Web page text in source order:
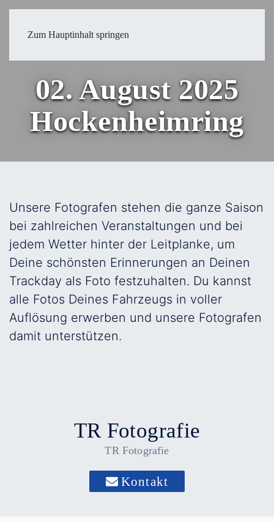
Zum Hauptinhalt springen
02. August 2025
Hockenheimring
Unsere Fotografen stehen die ganze Saison
bei zahlreichen Veranstaltungen und bei
jedem Wetter hinter der Leitplanke, um
Deine schönsten Erinnerungen an Deinen
Trackday als Foto festzuhalten. Du kannst
alle Fotos Deines Fahrzeugs in voller
Auflösung erwerben und unsere Fotografen
damit unterstützen.
TR Fotografie
TR Fotografie
Kontakt